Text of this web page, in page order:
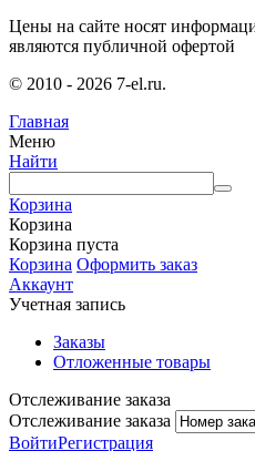
Цены на сайте носят
являются публичной офертой
© 2010 - 2026 7-el.ru.
Главная
Меню
Найти
Корзина
Корзина
Корзина пуста
Корзина Оформить заказ
Аккаунт
Учетная запись
Заказы
Отложенные товары
Отслеживание заказа
Отслеживание заказа
ВойтиРегистрация